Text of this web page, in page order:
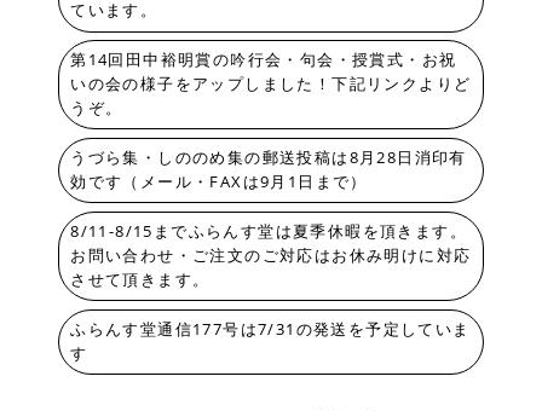
ています。
第14回田中裕明賞の吟行会・句会・授賞式・お祝
いの会の様子をアップしました！下記リンクよりど
うぞ。
うづら集・しののめ集の郵送投稿は8月28日消印有
効です（メール・FAXは9月1日まで）
8/11-8/15までふらんす堂は夏季休暇を頂きます。
お問い合わせ・ご注文のご対応はお休み明けに対応
させて頂きます。
ふらんす堂通信177号は7/31の発送を予定していま
す